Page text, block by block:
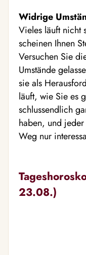
Widrige
Vieles läuft nicht
scheinen Ihnen
Versuchen Sie
Umstände
sie als
läuft, wie Sie es
schlussendlich
haben, und
Weg nur
23.08.)